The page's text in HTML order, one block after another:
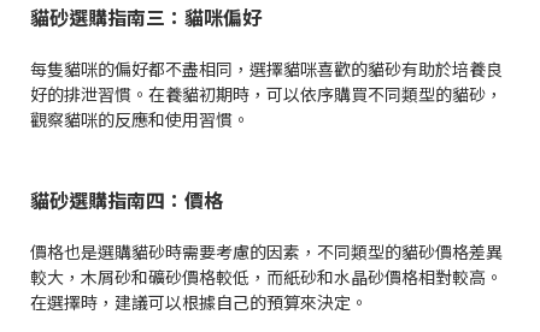
貓砂選購指南三：貓咪偏好
每隻貓咪的偏好都不盡相同，選擇貓咪喜歡的貓砂有助於培養良
好的排泄習慣。在養貓初期時，可以依序購買不同類型的貓砂，
觀察貓咪的反應和使用習慣。
貓砂選購指南四：價格
價格也是選購貓砂時需要考慮的因素，不同類型的貓砂價格差異
較大，木屑砂和礦砂價格較低，而紙砂和水晶砂價格相對較高。
在選擇時，建議可以根據自己的預算來決定。